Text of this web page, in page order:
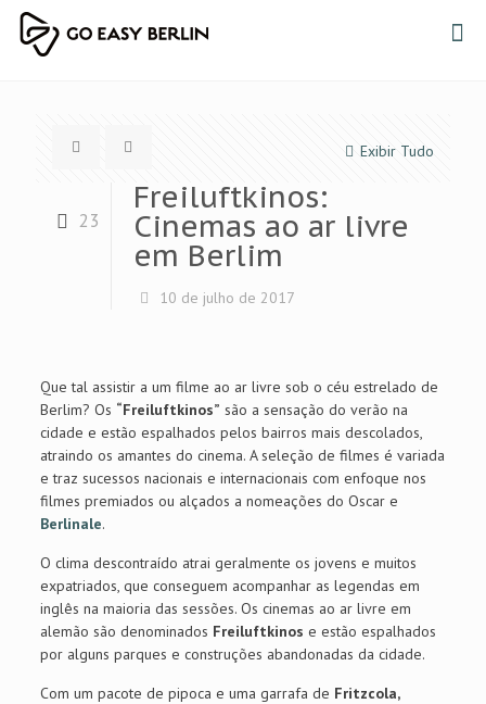
Exibir Tudo
23
Freiluftkinos:
Cinemas ao ar livre
em Berlim
10 de julho de 2017
Que tal assistir a um filme ao ar livre sob o céu estrelado de
Berlim? Os “Freiluftkinos” são a sensação do verão na
cidade e estão espalhados pelos bairros mais descolados,
atraindo os amantes do cinema. A seleção de filmes é variada
e traz sucessos nacionais e internacionais com enfoque nos
filmes premiados ou alçados a nomeações do Oscar e
Berlinale.
O clima descontraído atrai geralmente os jovens e muitos
expatriados, que conseguem acompanhar as legendas em
inglês na maioria das sessões. Os cinemas ao ar livre em
alemão são denominados Freiluftkinos e estão espalhados
por alguns parques e construções abandonadas da cidade.
Com um pacote de pipoca e uma garrafa de Fritzcola,